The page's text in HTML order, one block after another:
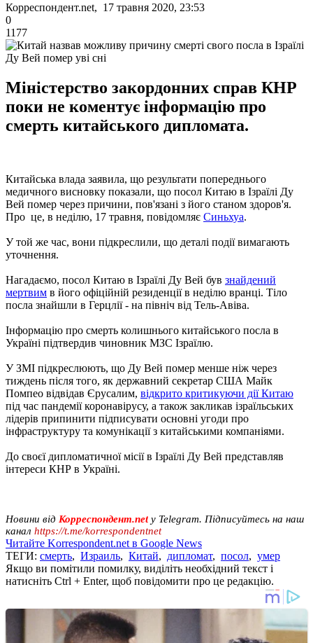
Корреспондент.net, 17 травня 2020, 23:53
0
1177
Ду Вей помер уві сні
Міністерство закордонних справ КНР
поки не коментує інформацію про
смерть китайського дипломата.
Китайська влада заявила, що результати попереднього
медичного висновку показали, що посол Китаю в Ізраїлі Ду
Вей помер через причини, пов'язані з його станом здоров'я.
Про це, в неділю, 17 травня, повідомляє Синьхуа.
У той же час, вони підкреслили, що деталі події вимагають
уточнення.
Нагадаємо, посол Китаю в Ізраїлі Ду Вей був знайдений
мертвим в його офіційній резиденції в неділю вранці. Тіло
посла знайшли в Герцлії - на північ від Тель-Авіва.
Інформацію про смерть колишнього китайського посла в
Україні підтвердив чиновник МЗС Ізраїлю.
У ЗМІ підкреслюють, що Ду Вей помер менше ніж через
тиждень після того, як державний секретар США Майк
Помпео відвідав Єрусалим, відкрито критикуючи дії Китаю
під час пандемії коронавірусу, а також закликав ізраїльських
лідерів припинити підписувати основні угоди про
інфраструктуру та комунікації з китайськими компаніями.
До своєї дипломатичної місії в Ізраїлі Ду Вей представляв
інтереси КНР в Україні.
Новини від Корреспондент.net у Telegram. Підписуйтесь на наш
канал https://t.me/korrespondentnet
Читайте Korrespondent.net в Google News
ТЕГИ: смерть, Израиль, Китай, дипломат, посол, умер
Якщо ви помітили помилку, виділіть необхідний текст і
натисніть Ctrl + Enter, щоб повідомити про це редакцію.